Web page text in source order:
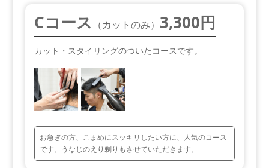
Cコース （カットのみ） 3,300円
カット・スタイリングのついたコースです。
お急ぎの方、こまめにスッキリしたい方に、人気のコース
です。うなじのえり剃りもさせていただきます。